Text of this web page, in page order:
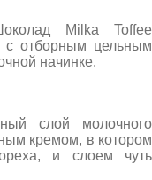
Milka Toffee
отборным цельным
начинке.
слой молочного
кремом, в котором
и слоем чуть